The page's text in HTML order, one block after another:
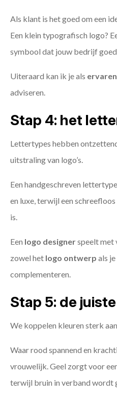
Als klant is het goed om een
Een klein typografisch logo?
symbool dat jouw bedrijf
Uiteraard kan ik je als
adviseren.
Stap 4: het
Lettertypes hebben
uitstraling van logo’s.
Een handgeschreven
en luxe, terwijl een
is.
Een logo designerspeelt met
zowel het logo ontwerp als
complementeren.
Stap 5: de
We koppelen kleuren sterk
Waar rood spannend en
vrouwelijk. Geel zorgt voor
terwijl bruin in verband wordt